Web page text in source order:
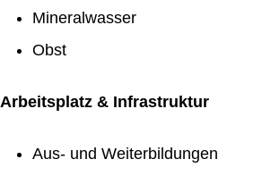
Mineralwasser
Obst
Arbeitsplatz & Infrastruktur
Aus- und Weiterbildungen